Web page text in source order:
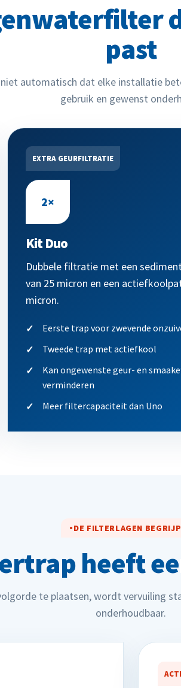
past
automatisch dat elke installatie
gebruik en gewenst
EXTRA GEURFILTRATIE
2×
Kit Duo
Dubbele filtratie met een
van 25 micron en een
micron.
Eerste trap voor zwevende
Tweede trap met actiefkool
Kan ongewenste geur- en
verminderen
Meer filtercapaciteit dan Uno
DE FILTERLAGEN
heeft
te plaatsen, wordt vervuiling
onderhoudbaar.